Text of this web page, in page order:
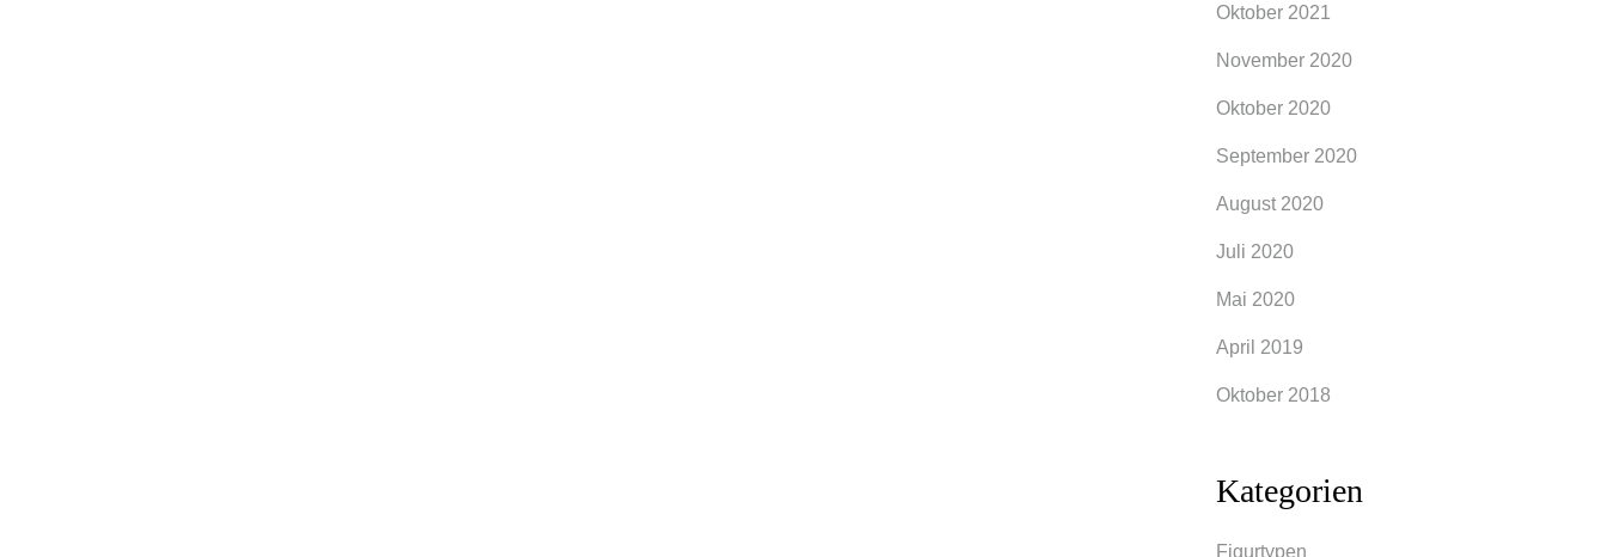
Oktober 2021
November 2020
Oktober 2020
September 2020
August 2020
Juli 2020
Mai 2020
April 2019
Oktober 2018
Kategorien
Figurtypen